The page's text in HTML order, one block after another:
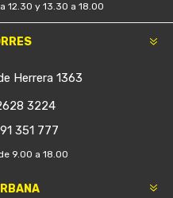
12.30 y 13.30 a 18.00
Herrera 1363
3224
351 777
9.00 a 18.00